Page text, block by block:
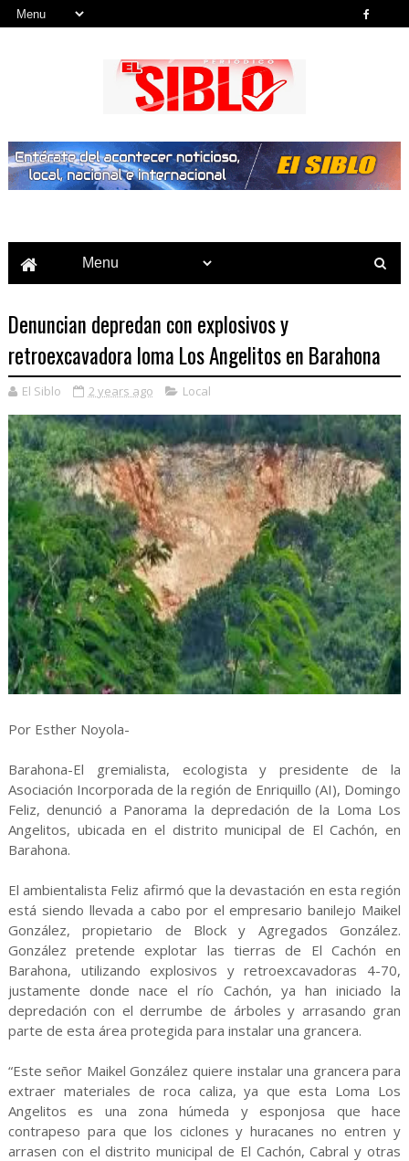
Denuncian depredan con explosivos y
retroexcavadora loma Los Angelitos en Barahona
El Siblo 2 years ago Local
Por Esther Noyola-
Barahona-El gremialista, ecologista y presidente de la
Asociación Incorporada de la región de Enriquillo (AI), Domingo
Feliz, denunció a Panorama la depredación de la Loma Los
Angelitos, ubicada en el distrito municipal de El Cachón, en
Barahona.
El ambientalista Feliz afirmó que la devastación en esta región
está siendo llevada a cabo por el empresario banilejo Maikel
González, propietario de Block y Agregados González.
González pretende explotar las tierras de El Cachón en
Barahona, utilizando explosivos y retroexcavadoras 4-70,
justamente donde nace el río Cachón, ya han iniciado la
depredación con el derrumbe de árboles y arrasando gran
parte de esta área protegida para instalar una grancera.
“Este señor Maikel González quiere instalar una grancera para
extraer materiales de roca caliza, ya que esta Loma Los
Angelitos es una zona húmeda y esponjosa que hace
contrapeso para que los ciclones y huracanes no entren y
arrasen con el distrito municipal de El Cachón, Cabral y otras